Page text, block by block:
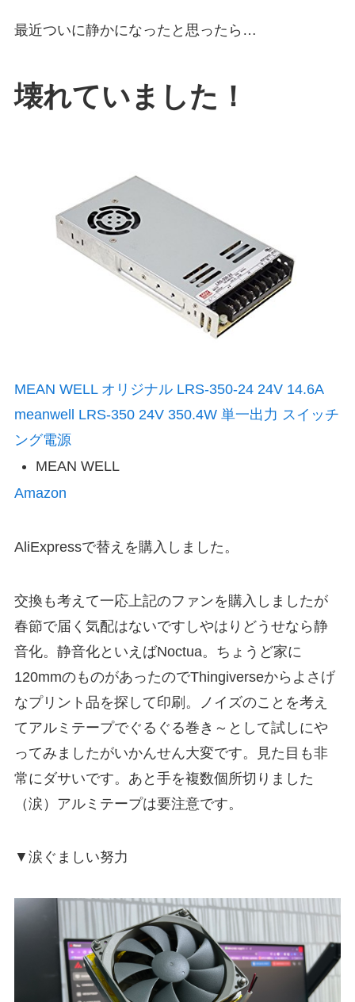
最近ついに静かになったと思ったら…
壊れていました！
MEAN WELL オリジナル LRS-350-24 24V 14.6A
meanwell LRS-350 24V 350.4W 単一出力 スイッチ
ング電源
MEAN WELL
Amazon
AliExpressで替えを購入しました。
交換も考えて一応上記のファンを購入しましたが
春節で届く気配はないですしやはりどうせなら静
音化。静音化といえばNoctua。ちょうど家に
120mmのものがあったのでThingiverseからよさげ
なプリント品を探して印刷。ノイズのことを考え
てアルミテープでぐるぐる巻き～として試しにや
ってみましたがいかんせん大変です。見た目も非
常にダサいです。あと手を複数個所切りました
（涙）アルミテープは要注意です。
▼涙ぐましい努力